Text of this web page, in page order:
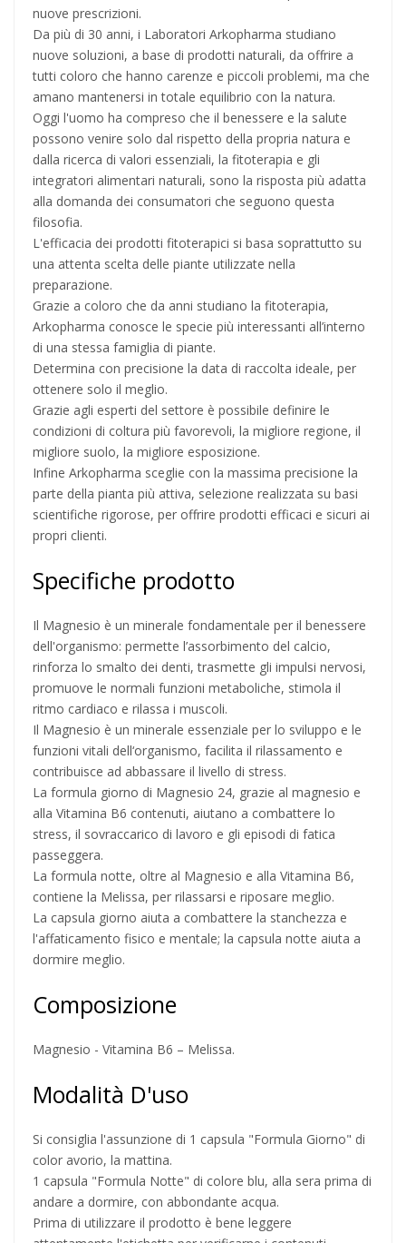
nuove prescrizioni.
Da più di 30 anni, i Laboratori Arkopharma studiano
nuove soluzioni, a base di prodotti naturali, da offrire a
tutti coloro che hanno carenze e piccoli problemi, ma che
amano mantenersi in totale equilibrio con la natura.
Oggi l'uomo ha compreso che il benessere e la salute
possono venire solo dal rispetto della propria natura e
dalla ricerca di valori essenziali, la fitoterapia e gli
integratori alimentari naturali, sono la risposta più adatta
alla domanda dei consumatori che seguono questa
filosofia.
L'efficacia dei prodotti fitoterapici si basa soprattutto su
una attenta scelta delle piante utilizzate nella
preparazione.
Grazie a coloro che da anni studiano la fitoterapia,
Arkopharma conosce le specie più interessanti all’interno
di una stessa famiglia di piante.
Determina con precisione la data di raccolta ideale, per
ottenere solo il meglio.
Grazie agli esperti del settore è possibile definire le
condizioni di coltura più favorevoli, la migliore regione, il
migliore suolo, la migliore esposizione.
Infine Arkopharma sceglie con la massima precisione la
parte della pianta più attiva, selezione realizzata su basi
scientifiche rigorose, per offrire prodotti efficaci e sicuri ai
propri clienti.
Specifiche prodotto
Il Magnesio è un minerale fondamentale per il benessere
dell'organismo: permette l’assorbimento del calcio,
rinforza lo smalto dei denti, trasmette gli impulsi nervosi,
promuove le normali funzioni metaboliche, stimola il
ritmo cardiaco e rilassa i muscoli.
Il Magnesio è un minerale essenziale per lo sviluppo e le
funzioni vitali dell‘organismo, facilita il rilassamento e
contribuisce ad abbassare il livello di stress.
La formula giorno di Magnesio 24, grazie al magnesio e
alla Vitamina B6 contenuti, aiutano a combattere lo
stress, il sovraccarico di lavoro e gli episodi di fatica
passeggera.
La formula notte, oltre al Magnesio e alla Vitamina B6,
contiene la Melissa, per rilassarsi e riposare meglio.
La capsula giorno aiuta a combattere la stanchezza e
l'affaticamento fisico e mentale; la capsula notte aiuta a
dormire meglio.
Composizione
Magnesio - Vitamina B6 – Melissa.
Modalità D'uso
Si consiglia l'assunzione di 1 capsula "Formula Giorno" di
color avorio, la mattina.
1 capsula "Formula Notte" di colore blu, alla sera prima di
andare a dormire, con abbondante acqua.
Prima di utilizzare il prodotto è bene leggere